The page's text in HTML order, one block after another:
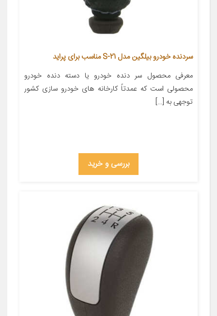
سردنده خودرو بیلگین مدل S-21 مناسب برای پراید
معرفی محصول سر دنده خودرو یا دسته دنده خودرو
محصولی است که عمدتاً کارخانه های خودرو سازی کشور
توجهی به […]
بررسی و خرید